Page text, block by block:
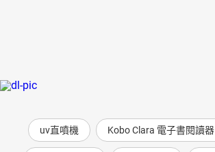
uv直噴機 Kobo Clara 電子書閱讀器